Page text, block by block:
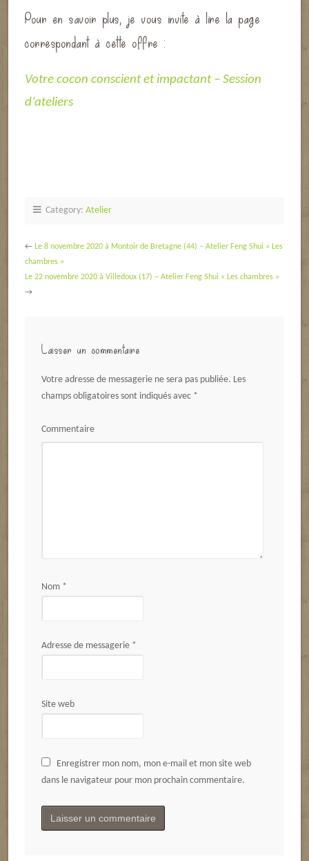
Pour en savoir plus, je vous invite à lire la page
correspondant à cette offre :
Votre cocon conscient et impactant – Session
d’ateliers
Category: Atelier
← Le 8 novembre 2020 à Montoir de Bretagne (44) – Atelier Feng Shui « Les
chambres »
Le 22 novembre 2020 à Villedoux (17) – Atelier Feng Shui « Les chambres »
→
Laisser un commentaire
Votre adresse de messagerie ne sera pas publiée. Les
champs obligatoires sont indiqués avec *
Commentaire
Nom *
Adresse de messagerie *
Site web
Enregistrer mon nom, mon e-mail et mon site web
dans le navigateur pour mon prochain commentaire.